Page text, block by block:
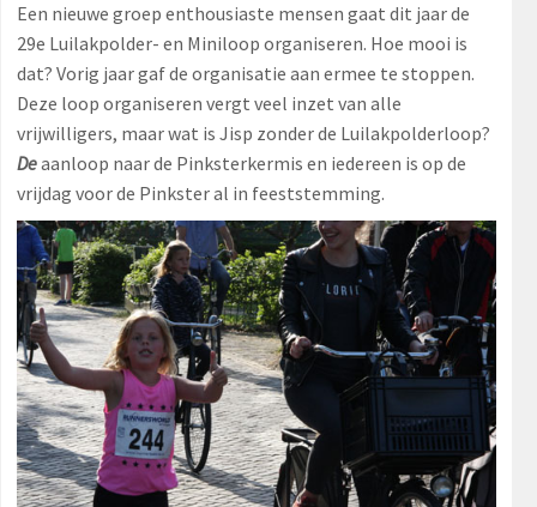
Een nieuwe groep enthousiaste mensen gaat dit jaar de
29e Luilakpolder- en Miniloop organiseren. Hoe mooi is
dat? Vorig jaar gaf de organisatie aan ermee te stoppen.
Deze loop organiseren vergt veel inzet van alle
vrijwilligers, maar wat is Jisp zonder de Luilakpolderloop?
Deaanloop naar de Pinksterkermis en iedereen is op de
vrijdag voor de Pinkster al in feeststemming.